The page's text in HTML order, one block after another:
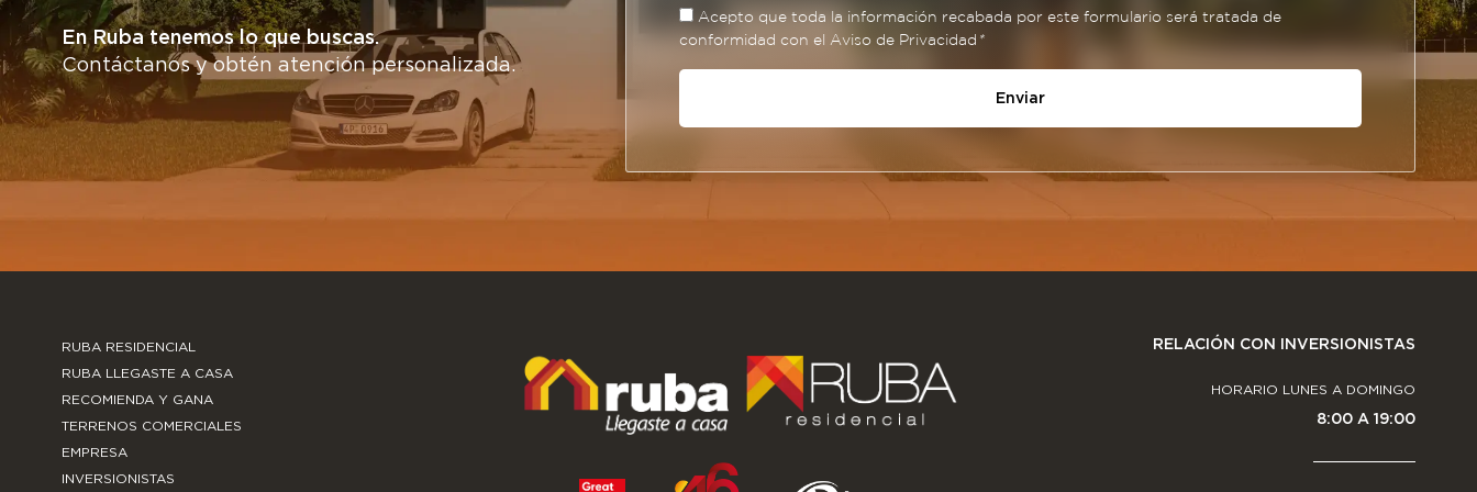
En Ruba tenemos lo que buscas.
Contáctanos y obtén atención personalizada.
Acepto que toda la información recabada por este formulario será tratada de
conformidad con el Aviso de Privacidad *
Enviar
RUBA RESIDENCIAL
RUBA LLEGASTE A CASA
RECOMIENDA Y GANA
TERRENOS COMERCIALES
EMPRESA
INVERSIONISTAS
RELACIÓN CON INVERSIONISTAS
HORARIO LUNES A DOMINGO
8:00 A 19:00